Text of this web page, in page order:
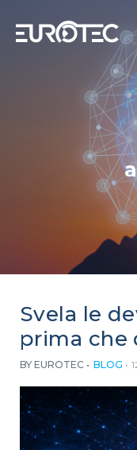
STRUMENTAZIONE
TELECONTROLLO
LAVORA CON NOI
Svela le
prima che
BY EUROTEC BLOG